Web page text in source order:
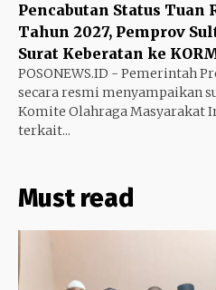
Pencabutan Status Tuan
Tahun 2027, Pemprov
Surat Keberatan ke
POSONEWS.ID - Pemerintah
secara resmi menyampaikan
Komite Olahraga Masyarakat
terkait...
Must read